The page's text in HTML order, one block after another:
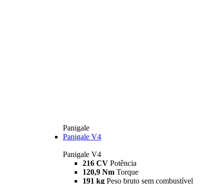
Panigale
Panigale V4
Panigale V4
216 CV Potência
120,9 Nm Torque
191 kg Peso bruto sem combustível